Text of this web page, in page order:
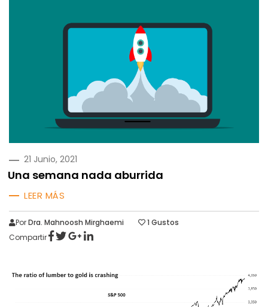
PUBLICADO
21 Junio, 2021
Una semana nada aburrida
LEER MÁS
PorDra. Mahnoosh Mirghaemi 1 Gustos
Compartir